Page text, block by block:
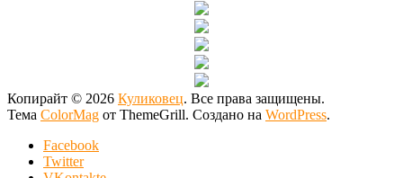
Копирайт © 2026 Куликовец. Все права защищены.
Тема ColorMag от ThemeGrill. Создано на WordPress.
Facebook
Twitter